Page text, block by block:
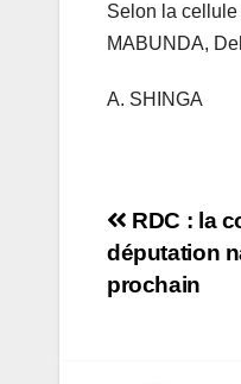
Selon la cellule
MABUNDA,
A. SHINGA
de
RDC : la
députation
prochain